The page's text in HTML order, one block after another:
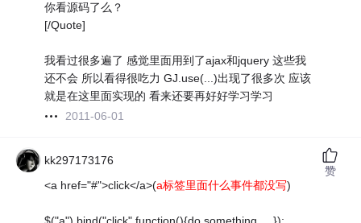
你看源码了么？
[/Quote]
我看过很多遍了 感觉里面用到了ajax和jquery 这些我
还不会 所以看得很吃力 GJ.use(...)出现了很多次 应该
就是在这里面实现的 看来还要再好好学习学习
2011-06-01
kk297173176
<a href="#">click</a>(a标签里面什么事件都没写)
赞